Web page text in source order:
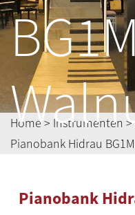
BG1M
Home > Instrumenten >
Pianobank Hidrau
Pianobank